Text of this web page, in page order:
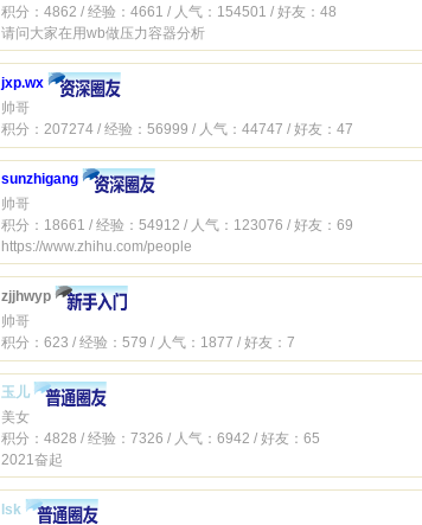
积分：4862 / 经验：4661 / 人气：154501 / 好友：48
请问大家在用wb做压力容器分析
jxp.wx
帅哥
积分：207274 / 经验：56999 / 人气：44747 / 好友：47
sunzhigang
帅哥
积分：18661 / 经验：54912 / 人气：123076 / 好友：69
https://www.zhihu.com/people
zjjhwyp
帅哥
积分：623 / 经验：579 / 人气：1877 / 好友：7
玉儿
美女
积分：4828 / 经验：7326 / 人气：6942 / 好友：65
2021奋起
lsk